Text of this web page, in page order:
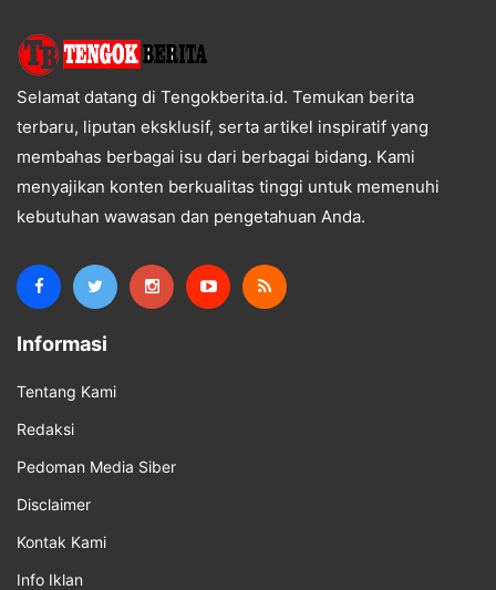
Selamat datang di Tengokberita.id. Temukan berita
terbaru, liputan eksklusif, serta artikel inspiratif yang
membahas berbagai isu dari berbagai bidang. Kami
menyajikan konten berkualitas tinggi untuk memenuhi
kebutuhan wawasan dan pengetahuan Anda.
Informasi
Tentang Kami
Redaksi
Pedoman Media Siber
Disclaimer
Kontak Kami
Info Iklan